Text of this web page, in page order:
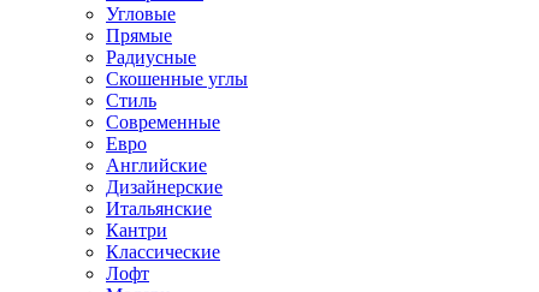
Угловые
Прямые
Радиусные
Скошенные углы
Стиль
Современные
Евро
Английские
Дизайнерские
Итальянские
Кантри
Классические
Лофт